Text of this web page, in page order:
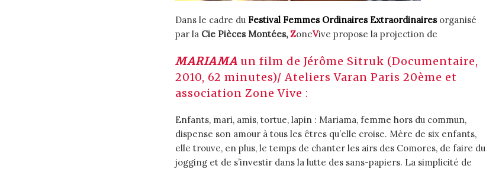
Dans le cadre du Festival Femmes Ordinaires Extraordinaires organisé
par la Cie Pièces Montées,ZoneVive propose la projection de
MARIAMA un film de Jérôme Sitruk (Documentaire,
2010, 62 minutes)/ Ateliers Varan Paris 20ème et
association Zone Vive :
Enfants, mari, amis, tortue, lapin : Mariama, femme hors du commun,
dispense son amour à tous les êtres qu’elle croise. Mère de six enfants,
elle trouve, en plus, le temps de chanter les airs des Comores, de faire du
jogging et de s’investir dans la lutte des sans-papiers. La simplicité de